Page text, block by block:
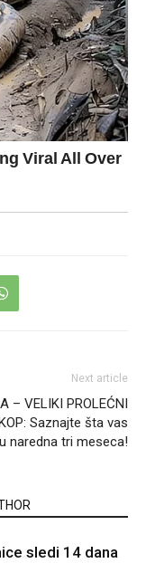
Next article
– VELIKI PROLEĆNI
Saznajte šta vas
naredna tri meseca!
sledi 14 dana